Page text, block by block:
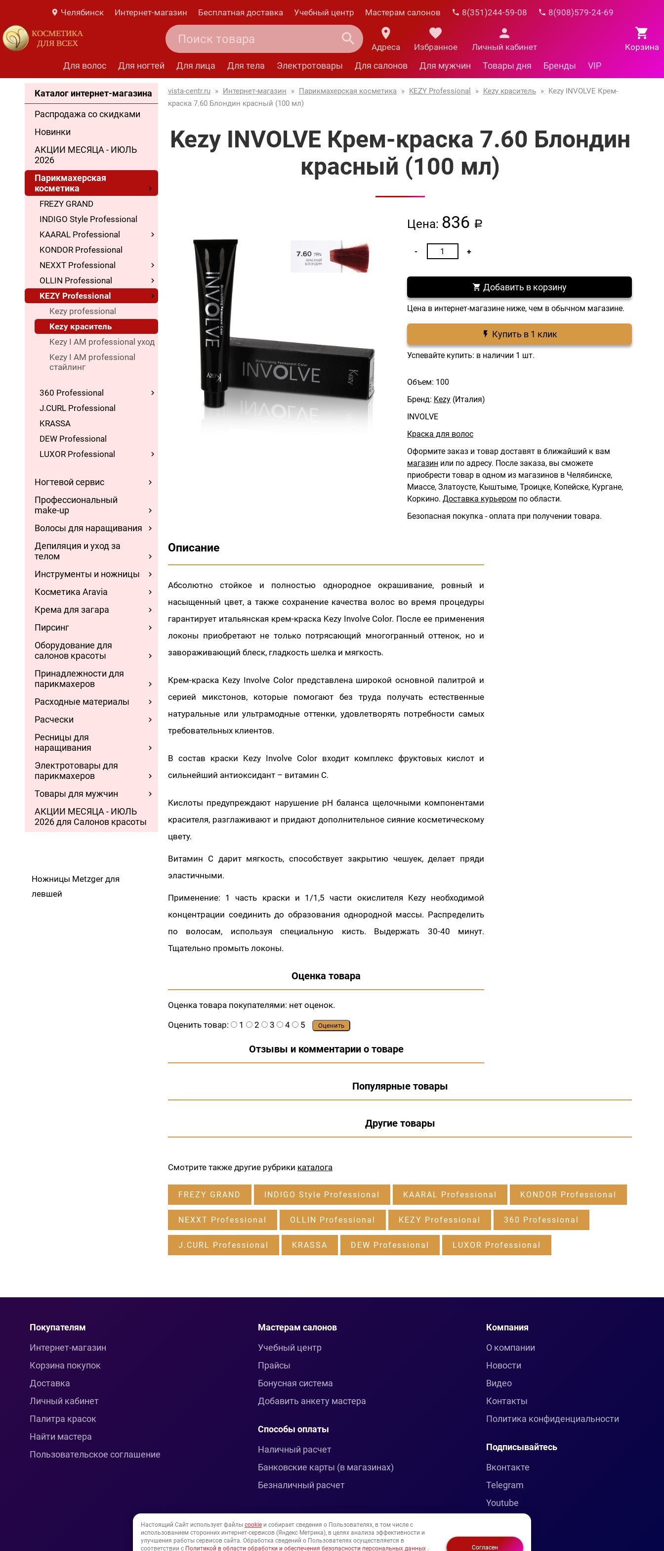
Челябинск Интернет-магазин Бесплатная доставка Учебный центр Мастерам салонов 8(351)244-59-08 8(908)579-24-69
КОСМЕТИКА
ДЛЯ ВСЕХ
Корзина
Адреса Избранное Личный кабинет
Для волос Для ногтей Для лица Для тела Электротовары Для салонов Для мужчин Товары дня Бренды VIP
Каталог интернет-магазина
Распродажа со скидками
Новинки
АКЦИИ МЕСЯЦА - ИЮЛЬ
2026
Парикмахерская
косметика
FREZY GRAND
INDIGO Style Professional
KAARAL Professional
KONDOR Professional
NEXXT Professional
OLLIN Professional
KEZY Professional
Kezy professional
Kezy краситель
Kezy I AM professional уход
Kezy I AM professional
стайлинг
360 Professional
J.CURL Professional
KRASSA
DEW Professional
LUXOR Professional
Ногтевой сервис
Профессиональный
make-up
Волосы для наращивания
Депиляция и уход за
телом
Инструменты и ножницы
Косметика Aravia
Крема для загара
Пирсинг
Оборудование для
салонов красоты
Принадлежности для
парикмахеров
Расходные материалы
Расчески
Ресницы для
наращивания
Электротовары для
парикмахеров
Товары для мужчин
АКЦИИ МЕСЯЦА - ИЮЛЬ
2026 для Салонов красоты
Ножницы Metzger для
левшей
vista-centr.ru » Интернет-магазин » Парикмахерская косметика » KEZY Professional » Kezy краситель » Kezy INVOLVE Крем-
краска 7.60 Блондин красный (100 мл)
Kezy INVOLVE Крем-краска 7.60 Блондин
красный (100 мл)
Цена: 836 a
Добавить в корзину
Цена в интернет-магазине ниже, чем в обычном магазине.
Купить в 1 клик
Успевайте купить: в наличии 1 шт.
Объем: 100
Бренд: Kezy (Италия)
INVOLVE
Краска для волос
Оформите заказ и товар доставят в ближайший к вам
магазин или по адресу. После заказа, вы сможете
приобрести товар в одном из магазинов в Челябинске,
Миассе, Златоусте, Кыштыме, Троицке, Копейске, Кургане,
Коркино. Доставка курьером по области.
Безопасная покупка - оплата при получении товара.
Описание
Абсолютно стойкое и полностью однородное окрашивание, ровный и
насыщенный цвет, а также сохранение качества волос во время процедуры
гарантирует итальянская крем-краска Kezy Involve Color. После ее применения
локоны приобретают не только потрясающий многогранный оттенок, но и
завораживающий блеск, гладкость шелка и мягкость.
Крем-краска Kezy Involve Color представлена широкой основной палитрой и
серией микстонов, которые помогают без труда получать естественные
натуральные или ультрамодные оттенки, удовлетворять потребности самых
требовательных клиентов.
В состав краски Kezy Involve Color входит комплекс фруктовых кислот и
сильнейший антиоксидант – витамин С.
Кислоты предупреждают нарушение рН баланса щелочными компонентами
красителя, разглаживают и придают дополнительное сияние косметическому
цвету.
Витамин С дарит мягкость, способствует закрытию чешуек, делает пряди
эластичными.
Применение: 1 часть краски и 1/1,5 части окислителя Kezy необходимой
концентрации соединить до образования однородной массы. Распределить
по волосам, используя специальную кисть. Выдержать 30-40 минут.
Тщательно промыть локоны.
Оценка товара
Оценка товара покупателями: нет оценок.
Оценить товар:
1 2 3 4 5 Оценить
Отзывы и комментарии о товаре
Популярные товары
Другие товары
Смотрите также другие рубрики каталога
FREZY GRAND INDIGO Style Professional KAARAL Professional KONDOR Professional
NEXXT Professional OLLIN Professional KEZY Professional 360 Professional
J.CURL Professional KRASSA DEW Professional LUXOR Professional
Покупателям
Интернет-магазин
Корзина покупок
Доставка
Личный кабинет
Палитра красок
Найти мастера
Пользовательское соглашение
Мастерам салонов
Учебный центр
Прайсы
Бонусная система
Добавить анкету мастера
Способы оплаты
Наличный расчет
Банковские карты (в магазинах)
Безналичный расчет
Компания
О компании
Новости
Видео
Контакты
Политика конфиденциальности
Подписывайтесь
Вконтакте
Telegram
Youtube
Настоящий Сайт использует файлы cookieи собирает сведения о Пользователях, в том числе с
использованием сторонних интернет-сервисов (Яндекс Метрика), в целях анализа эффективности и
улучшения работы сервисов сайта. Обработка сведений о Пользователях осуществляется в
соответствии с Политикой в области обработки и обеспечения безопасности персональных данных . Согласен